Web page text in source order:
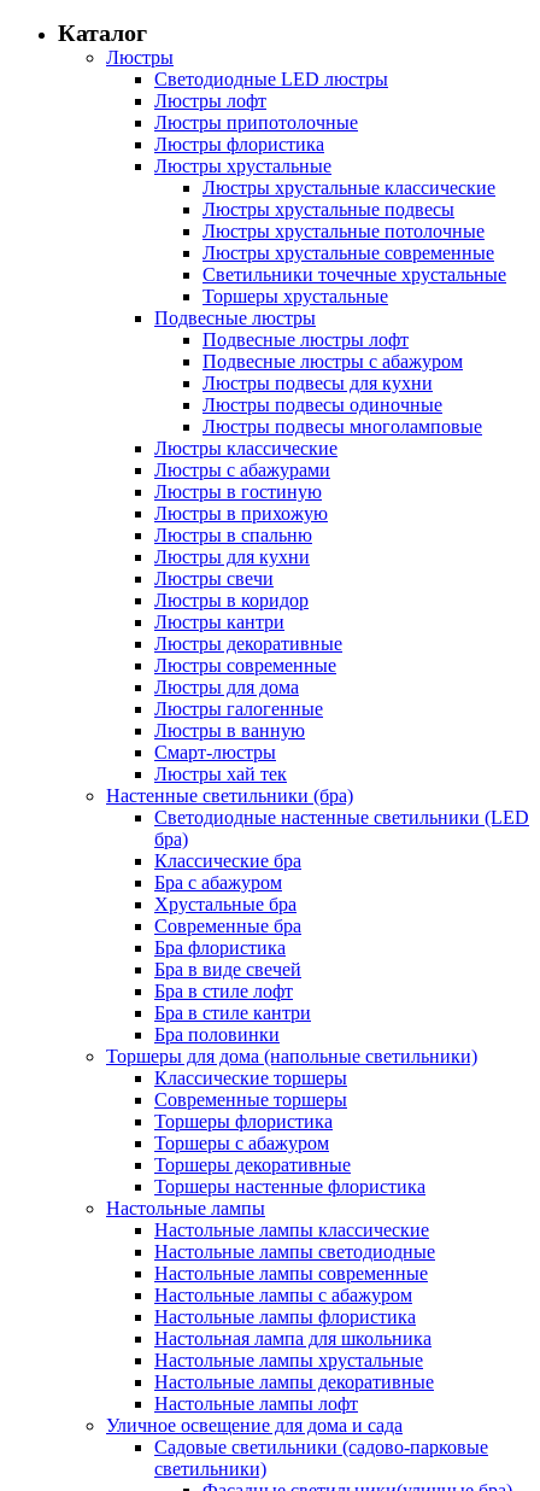
Каталог
Люстры
Светодиодные LED люстры
Люстры лофт
Люстры припотолочные
Люстры флористика
Люстры хрустальные
Люстры хрустальные классические
Люстры хрустальные подвесы
Люстры хрустальные потолочные
Люстры хрустальные современные
Светильники точечные хрустальные
Торшеры хрустальные
Подвесные люстры
Подвесные люстры лофт
Подвесные люстры с абажуром
Люстры подвесы для кухни
Люстры подвесы одиночные
Люстры подвесы многоламповые
Люстры классические
Люстры с абажурами
Люстры в гостиную
Люстры в прихожую
Люстры в спальню
Люстры для кухни
Люстры свечи
Люстры в коридор
Люстры кантри
Люстры декоративные
Люстры современные
Люстры для дома
Люстры галогенные
Люстры в ванную
Смарт-люстры
Люстры хай тек
Настенные светильники (бра)
Светодиодные настенные светильники (LED
бра)
Классические бра
Бра с абажуром
Хрустальные бра
Современные бра
Бра флористика
Бра в виде свечей
Бра в стиле лофт
Бра в стиле кантри
Бра половинки
Торшеры для дома (напольные светильники)
Классические торшеры
Современные торшеры
Торшеры флористика
Торшеры с абажуром
Торшеры декоративные
Торшеры настенные флористика
Настольные лампы
Настольные лампы классические
Настольные лампы светодиодные
Настольные лампы современные
Настольные лампы с абажуром
Настольные лампы флористика
Настольная лампа для школьника
Настольные лампы хрустальные
Настольные лампы декоративные
Настольные лампы лофт
Уличное освещение для дома и сада
Садовые светильники (садово-парковые
светильники)